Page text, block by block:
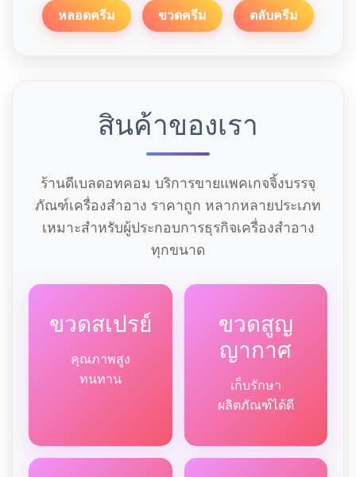
หลอดครีม ขวดครีม ตลับครีม
สินค้าของเรา
ร้านดีเบลดอทคอม บริการขายแพคเกจจิ้งบรรจุ
ภัณฑ์เครื่องสำอาง ราคาถูก หลากหลายประเภท
เหมาะสำหรับผู้ประกอบการธุรกิจเครื่องสำอาง
ทุกขนาด
ขวดสเปรย์
คุณภาพสูง
ทนทาน
ขวดสูญ
ญากาศ
เก็บรักษา
ผลิตภัณฑ์ได้ดี